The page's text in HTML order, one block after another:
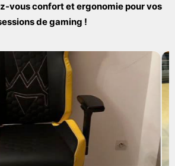
vous confort et ergonomie pour vos
de gaming !